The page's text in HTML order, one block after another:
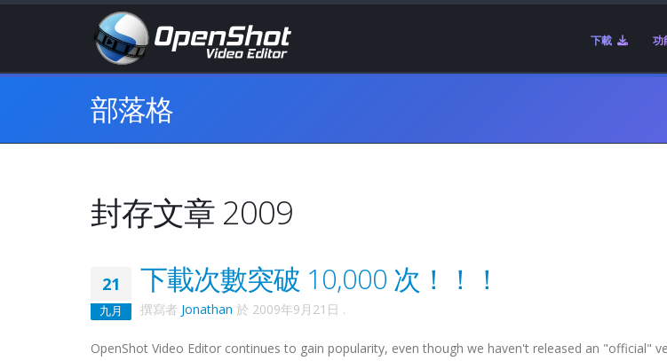
下載 功
部落格
封存文章 2009
21
九月
下載次數突破 10,000 次！！！
撰寫者 Jonathan 於 2009年9月21日 .
OpenShot Video Editor continues to gain popularity, even though we haven't released an "official"